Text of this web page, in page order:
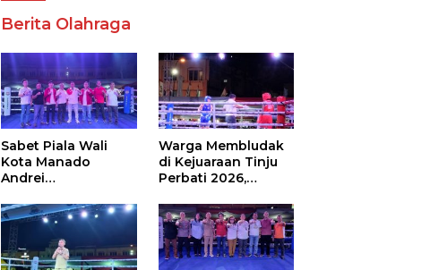
Berita Olahraga
Sabet Piala Wali
Kota Manado
Andrei
Boxing Camp Juara
Umum Tinju Perbati
2026
Warga Membludak
di Kejuaraan Tinju
Perbati 2026,
Piala Wali Kota